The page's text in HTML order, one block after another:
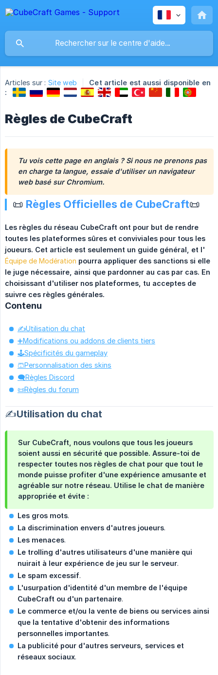
Articles sur : Site web
Cet article est aussi disponible en
:
Règles de CubeCraft
Tu vois cette page en anglais ? Si nous ne prenons pas
en charge ta langue, essaie d'utiliser un navigateur
web basé sur Chromium.
📜 Règles Officielles de CubeCraft📜
Les règles du réseau CubeCraft ont pour but de rendre
toutes les plateformes sûres et conviviales pour tous les
joueurs. Cet article est seulement un guide général, et l'
Équipe de Modération pourra appliquer des sanctions si elle
le juge nécessaire, ainsi que pardonner au cas par cas. En
choisissant d'utiliser nos plateformes, tu acceptes de
suivre ces règles générales.
Contenu
✍️Utilisation du chat
➕Modifications ou addons de clients tiers
🕹️Spécificités du gameplay
🩳Personnalisation des skins
🗨️Règles Discord
📜Règles du forum
✍️Utilisation du chat
Sur CubeCraft, nous voulons que tous les joueurs
soient aussi en sécurité que possible. Assure-toi de
respecter toutes nos règles de chat pour que tout le
monde puisse profiter d'une expérience amusante et
agréable sur notre réseau. Utilise le chat de manière
appropriée et évite :
Les gros mots.
La discrimination envers d'autres joueurs.
Les menaces.
Le trolling d'autres utilisateurs d'une manière qui
nuirait à leur expérience de jeu sur le serveur.
Le spam excessif.
L'usurpation d'identité d'un membre de l'équipe
CubeCraft ou d'un partenaire.
Le commerce et/ou la vente de biens ou services ainsi
que la tentative d'obtenir des informations
personnelles importantes.
La publicité pour d'autres serveurs, services et
réseaux sociaux.